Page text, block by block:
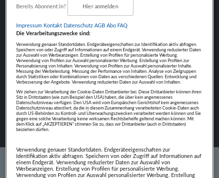
NÄCHSTER BEITRAG
NATALIJA EDER
Bereits Abonnent:in? Hier anmelden
Impressum Kontakt Datenschutz AGB Abo FAQ
Die Verarbeitungszwecke sind:
Verwendung genauer Standortdaten. Endgeräteeigenschaften zur Identifikation aktiv abfragen.
Speichern von oder Zugriff auf Informationen auf einem Endgerät. Verwendung reduzierter Daten
zur Auswahl von Werbeanzeigen. Erstellung von Profilen für personalisierte Werbung.
Verwendung von Profilen zur Auswahl personalisierter Werbung. Erstellung von Profilen zur
Personalisierung von Inhalten. Verwendung von Profilen zur Auswahl personalisierter Inhalte.
Messung der Werbeleistung. Messung der Performance von Inhalten. Analyse von Zielgruppen
durch Statistiken oder Kombinationen von Daten aus verschiedenen Quellen. Entwicklung und
Verbesserung der Angebote. Verwendung reduzierter Daten zur Auswahl von Inhalten.
Wir ziehen zur Verarbeitung der Cookie-Daten Drittanbieter bei. Diese Drittanbieter können ihren
Sitz in Drittstaaten (wie zum Beispiel den USA) haben, die über kein angemessenes
Datenschutzniveau verfügen. Den USA wird vom Europäischen Gerichtshof kein angemessenes
Datenschutzniveau attestiert, da die in diesem Zusammenhang verarbeiteten Cookie-Daten auch
durch US-Behörden zu Kontroll- und Überwachungszwecken verarbeitet werden können und Sie
gegen eine solche Verarbeitung keine wirksamen Rechtsbehelfe geltend machen können. Mit
dem Klick auf „AKZEPTIEREN“ stimmen Sie zu, dass wir Drittanbieter (auch in Drittstaaten)
beiziehen dürfen.
Verwendung genauer Standortdaten. Endgeräteeigenschaften zur
Identifikation aktiv abfragen. Speichern von oder Zugriff auf Informationen auf
einem Endgerät. Verwendung reduzierter Daten zur Auswahl von
Werbeanzeigen. Erstellung von Profilen für personalisierte Werbung.
Verwendung von Profilen zur Auswahl personalisierter Werbung. Erstellung